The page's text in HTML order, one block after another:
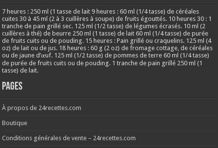
7 heures : 250 ml (1 tasse de lait 9 heures : 60 ml (1/4 tasse) de céréales
cuites 30 à 45 ml (2 à 3 cuillères à soupe) de fruits égouttés. 10 heures 30 : 1
tranche de pain grillé sec. 125 ml (1/2 tasse) de légumes écrasés. 10 ml (2
cuillères à thé) de beurre 250 ml (1 tasse) de lait 60 ml (1/4 tasse) de purée
de fruits cuits ou de pouding. 15 heures : Pain grillé ou craquelins. 125 ml (4
oz) de lait ou de jus. 18 heures : 60 g (2 oz) de fromage cottage, de céréales
ou de jaune d’œuf. 125 ml (1/2 tasse) de pommes de terre 60 ml (1/4 tasse)
de purée de fruits cuits ou de pouding. 1 tranche de pain grillé 250 ml (1
tasse) de lait.
Pages
À propos de 24recettes.com
Boutique
Conditions générales de vente – 24recettes.com